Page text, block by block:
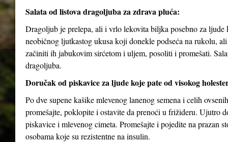
Salata od listova dragoljuba za zdrava pluća:
Dragoljub je prelepa, ali i vrlo lekovita biljka posebno za
neobičnog ljutkastog ukusa koji donekle podseća na rukolu,
začiniti ih jabukovim sirćetom i uljem, posoliti i promešati.
dragoljuba.
Doručak od piskavice za ljude koje pate od visokog
Po dve supene kašike mlevenog lanenog semena i celih
promešajte, poklopite i ostavite da prenoći u frižideru. Ujutro
piskavice i mlevenog cimeta. Promešajte i pojedite na prazan
osobama koje su rezistentne na insulin.